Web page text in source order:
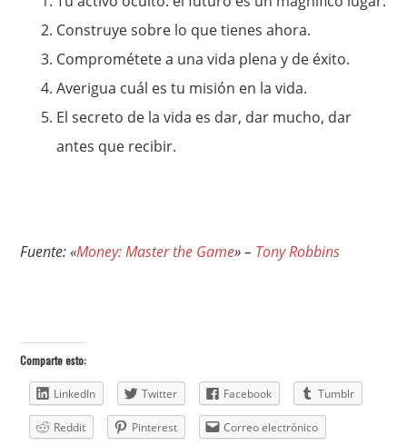
Construye sobre lo que tienes ahora.
Comprométete a una vida plena y de éxito.
Averigua cuál es tu misión en la vida.
El secreto de la vida es dar, dar mucho, dar
antes que recibir.
Fuente: «Money: Master the Game» – Tony Robbins
Comparte esto:
LinkedIn Twitter Facebook Tumblr
Reddit Pinterest Correo electrónico